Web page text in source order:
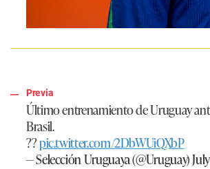
Previa
Último entrenamiento de Uruguay
Brasil.
??pic.twitter.com/2DbWUiQXbP
— Selección Uruguaya (@Uruguay)